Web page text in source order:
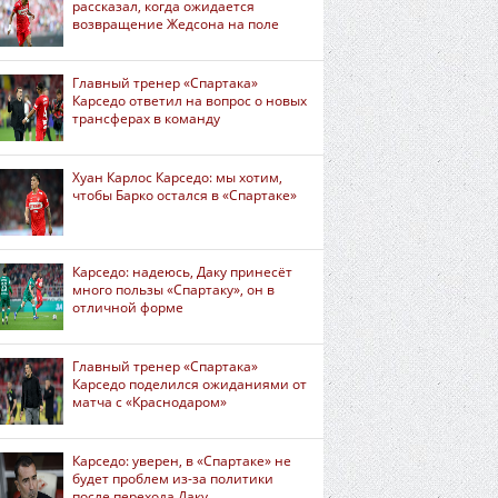
рассказал, когда ожидается
возвращение Жедсона на поле
Главный тренер «Спартака»
Карседо ответил на вопрос о новых
трансферах в команду
Хуан Карлос Карседо: мы хотим,
чтобы Барко остался в «Спартаке»
Карседо: надеюсь, Даку принесёт
много пользы «Спартаку», он в
отличной форме
Главный тренер «Спартака»
Карседо поделился ожиданиями от
матча с «Краснодаром»
Карседо: уверен, в «Спартаке» не
будет проблем из-за политики